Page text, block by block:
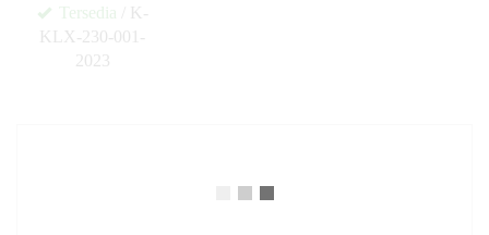
Tersedia / K-
KLX-230-001-
2023